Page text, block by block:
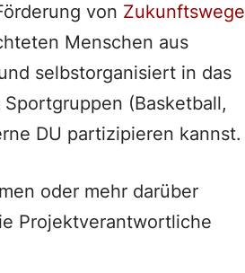
von Zukunftswege
Menschen aus
selbstorganisiert in das
(Basketball,
DU partizipieren kannst.
oder mehr darüber
Projektverantwortliche